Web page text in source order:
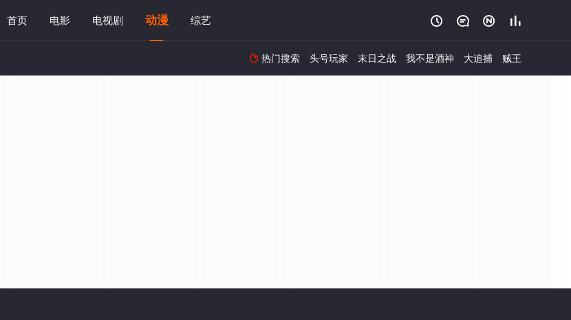
首页 电影 电视剧 动漫 综艺    
 热门搜索 头号玩家 末日之战 我不是酒神 大追捕 贼王